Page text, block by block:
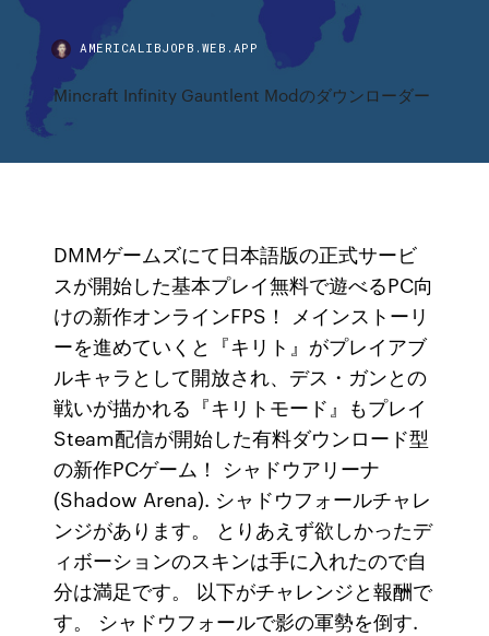
AMERICALIBJOPB.WEB.APP
Mincraft Infinity Gauntlent Modのダウンローダー
DMMゲームズにて日本語版の正式サービ
スが開始した基本プレイ無料で遊べるPC向
けの新作オンラインFPS！ メインストーリ
ーを進めていくと『キリト』がプレイアブ
ルキャラとして開放され、デス・ガンとの
戦いが描かれる『キリトモード』もプレイ
Steam配信が開始した有料ダウンロード型
の新作PCゲーム！ シャドウアリーナ
(Shadow Arena). シャドウフォールチャレ
ンジがあります。 とりあえず欲しかったデ
ィボーションのスキンは手に入れたので自
分は満足です。 以下がチャレンジと報酬で
す。 シャドウフォールで影の軍勢を倒す.